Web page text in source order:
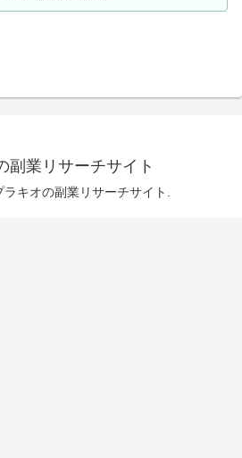
副業リサーチサイト
キオの副業リサーチサイト.